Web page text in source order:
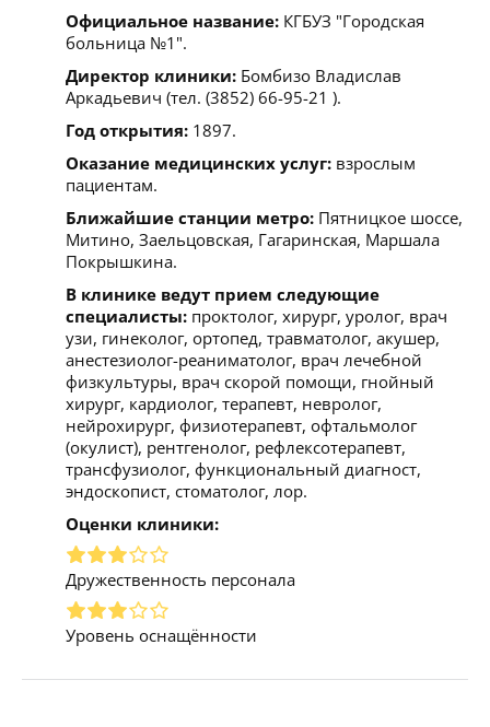
Официальное название: КГБУЗ "Городская
больница №1".
Директор клиники: Бомбизо Владислав
Аркадьевич (тел. (3852) 66-95-21 ).
Год открытия: 1897.
Оказание медицинских услуг: взрослым
пациентам.
Ближайшие станции метро: Пятницкое шоссе,
Митино, Заельцовская, Гагаринская, Маршала
Покрышкина.
В клинике ведут прием следующие
специалисты: проктолог, хирург, уролог, врач
узи, гинеколог, ортопед, травматолог, акушер,
анестезиолог-реаниматолог, врач лечебной
физкультуры, врач скорой помощи, гнойный
хирург, кардиолог, терапевт, невролог,
нейрохирург, физиотерапевт, офтальмолог
(окулист), рентгенолог, рефлексотерапевт,
трансфузиолог, функциональный диагност,
эндоскопист, стоматолог, лор.
Оценки клиники:
Дружественность персонала
Уровень оснащённости